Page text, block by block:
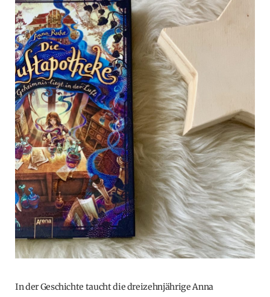
In der Geschichte taucht die dreizehnjährige Anna